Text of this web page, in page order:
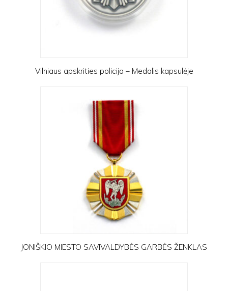
Vilniaus apskrities policija – Medalis kapsulėje
JONIŠKIO MIESTO SAVIVALDYBĖS GARBĖS ŽENKLAS